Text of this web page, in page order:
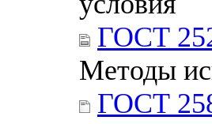
ГОСТ
Методы
ГОСТ